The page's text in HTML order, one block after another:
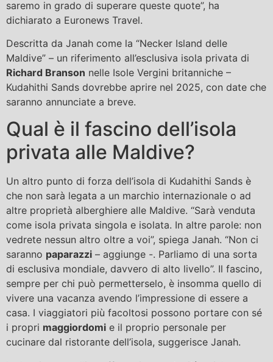
saremo in grado di superare queste quote”, ha
dichiarato a Euronews Travel.
Descritta da Janah come la “Necker Island delle
Maldive” – un riferimento all’esclusiva isola privata di
Richard Branson nelle Isole Vergini britanniche –
Kudahithi Sands dovrebbe aprire nel 2025, con date che
saranno annunciate a breve.
Qual è il fascino dell’isola
privata alle Maldive?
Un altro punto di forza dell’isola di Kudahithi Sands è
che non sarà legata a un marchio internazionale o ad
altre proprietà alberghiere alle Maldive. “Sarà venduta
come isola privata singola e isolata. In altre parole: non
vedrete nessun altro oltre a voi”, spiega Janah. “Non ci
saranno paparazzi – aggiunge -. Parliamo di una sorta
di esclusiva mondiale, davvero di alto livello”. Il fascino,
sempre per chi può permetterselo, è insomma quello di
vivere una vacanza avendo l’impressione di essere a
casa. I viaggiatori più facoltosi possono portare con sé
i propri maggiordomi e il proprio personale per
cucinare dal ristorante dell’isola, suggerisce Janah.